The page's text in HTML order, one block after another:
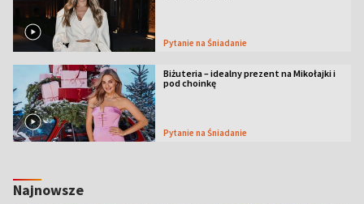
Pytanie na Śniadanie
Biżuteria – idealny prezent na Mikołajki i
pod choinkę
Pytanie na Śniadanie
Najnowsze